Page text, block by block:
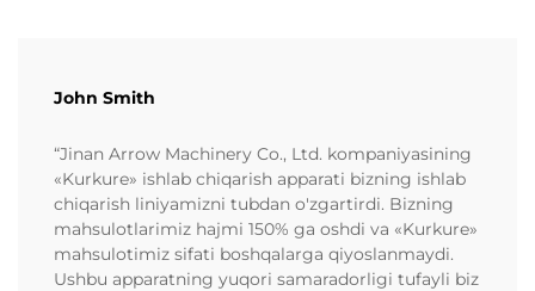
John Smith
“Jinan Arrow Machinery Co., Ltd. kompaniyasining
«Kurkure» ishlab chiqarish apparati bizning ishlab
chiqarish liniyamizni tubdan o'zgartirdi. Bizning
mahsulotlarimiz hajmi 150% ga oshdi va «Kurkure»
mahsulotimiz sifati boshqalarga qiyoslanmaydi.
Ushbu apparatning yuqori samaradorligi tufayli biz